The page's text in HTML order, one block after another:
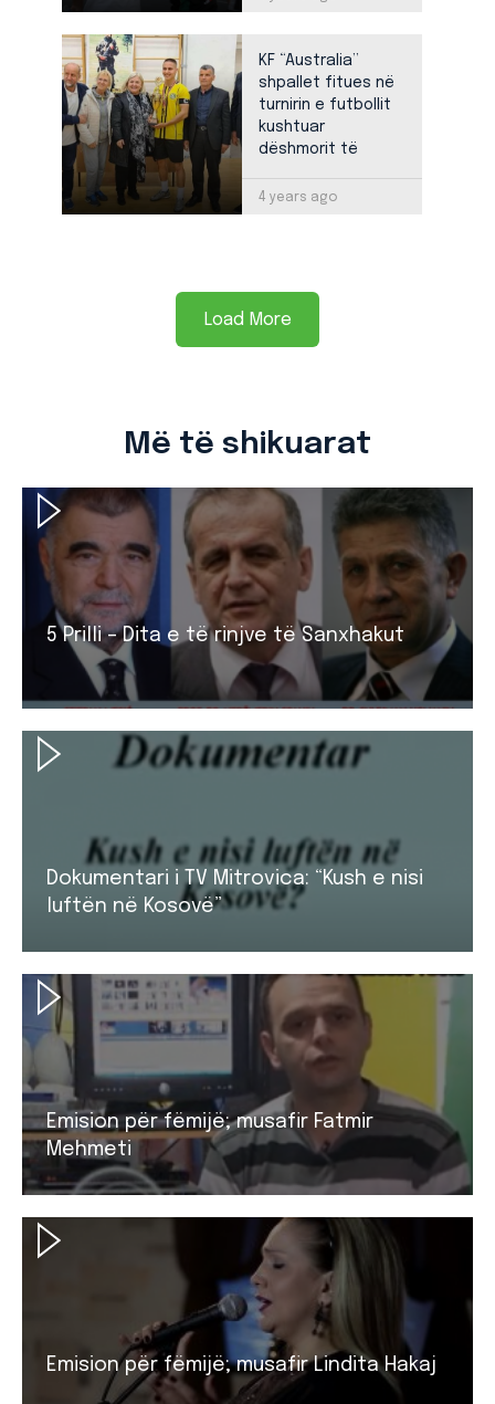
KF “Australia”
shpallet fitues në
turnirin e futbollit
kushtuar
dëshmorit të
4 years ago
Load More
Më të shikuarat
5 Prilli – Dita e të rinjve të Sanxhakut
Dokumentari i TV Mitrovica: “Kush e nisi
luftën në Kosovë”
Emision për fëmijë; musafir Fatmir
Mehmeti
Emision për fëmijë; musafir Lindita Hakaj